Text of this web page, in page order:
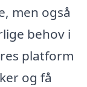
men også
behov i
platform
og få